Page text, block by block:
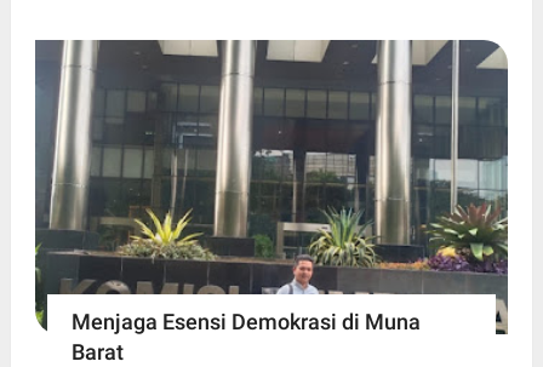
Menjaga Esensi Demokrasi di Muna
Barat